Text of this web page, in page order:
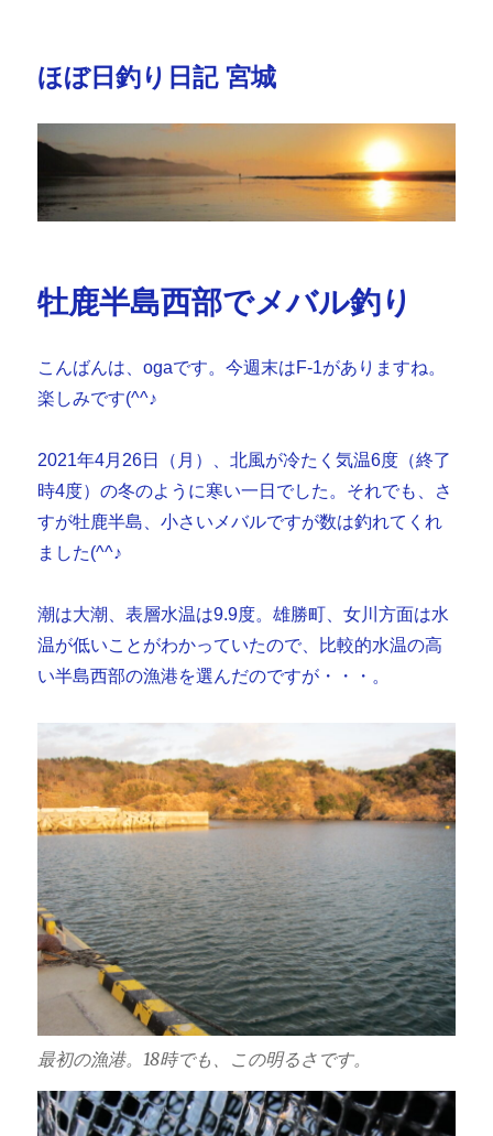
ほぼ日釣り日記 宮城
牡鹿半島西部でメバル釣り
こんばんは、ogaです。今週末はF-1がありますね。
楽しみです(^^♪
2021年4月26日（月）、北風が冷たく気温6度（終了
時4度）の冬のように寒い一日でした。それでも、さ
すが牡鹿半島、小さいメバルですが数は釣れてくれ
ました(^^♪
潮は大潮、表層水温は9.9度。雄勝町、女川方面は水
温が低いことがわかっていたので、比較的水温の高
い半島西部の漁港を選んだのですが・・・。
最初の漁港。18時でも、この明るさです。